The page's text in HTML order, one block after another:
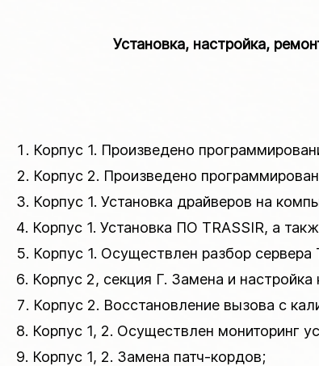
Установка, настройка,
Корпус 1. Произведено
Корпус 2. Произведено
Корпус 1. Установка драйверов на
Корпус 1. Установка ПО TRASSIR, а
Корпус 1. Осуществлен разбор
Корпус 2, секция Г. Замена и настройка
Корпус 2. Восстановление вызова с
Корпус 1, 2. Осуществлен мониторинг
Корпус 1, 2. Замена патч-кордов;